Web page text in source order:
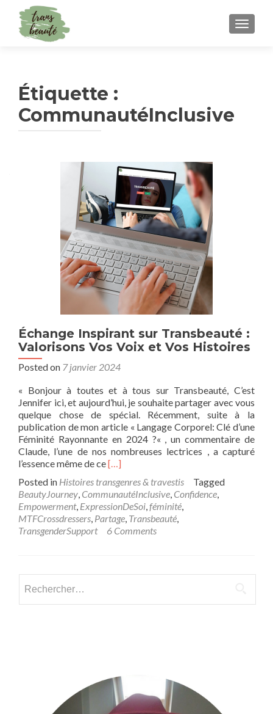
Étiquette :
CommunautéInclusive
Échange Inspirant sur Transbeauté :
Valorisons Vos Voix et Vos Histoires
Posted on 7 janvier 2024
« Bonjour à toutes et à tous sur Transbeauté, C’est
Jennifer ici, et aujourd’hui, je souhaite partager avec vous
quelque chose de spécial. Récemment, suite à la
publication de mon article « Langage Corporel: Clé d’une
Féminité Rayonnante en 2024 ?« , un commentaire de
Claude, l’une de nos nombreuses lectrices , a capturé
l’essence même de ceRead
about
Échange
Inspirant
sur
Transbeauté
Vos
[…]
Posted in Histoires transgenres & travestis
Tagged
BeautyJourney, CommunautéInclusive, Confidence,
Empowerment, ExpressionDeSoi,féminité,
MTFCrossdressers, Partage, Transbeauté,
TransgenderSupport
6 Comments